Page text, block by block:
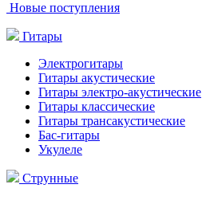
Новые поступления
Гитары
Электрогитары
Гитары акустические
Гитары электро-акустические
Гитары классические
Гитары трансакустические
Бас-гитары
Укулеле
Струнные